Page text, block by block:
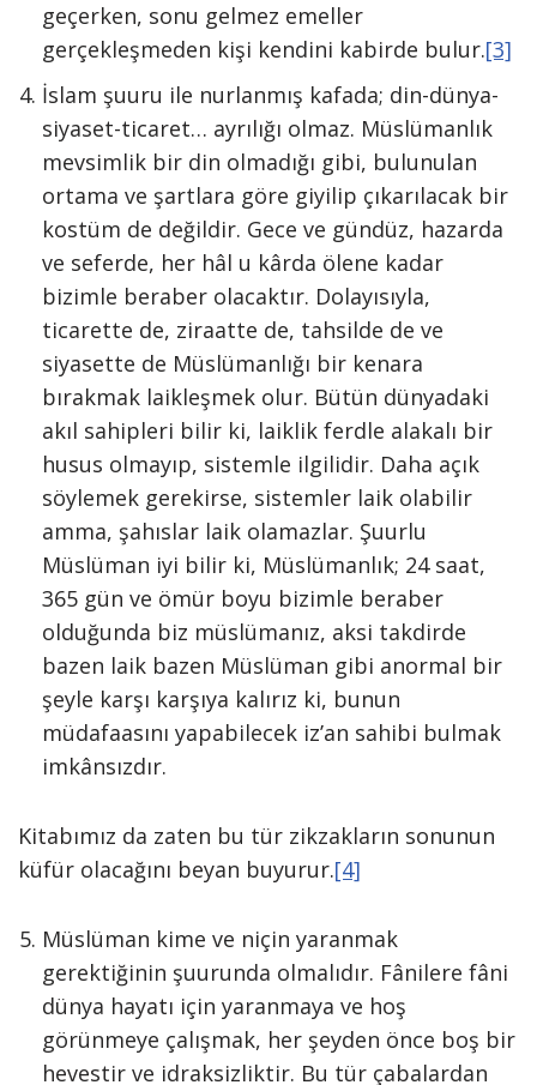
geçerken, sonu gelmez emeller
gerçekleşmeden kişi kendini kabirde bulur.[3]
İslam şuuru ile nurlanmış kafada; din-dünya-
siyaset-ticaret… ayrılığı olmaz. Müslümanlık
mevsimlik bir din olmadığı gibi, bulunulan
ortama ve şartlara göre giyilip çıkarılacak bir
kostüm de değildir. Gece ve gündüz, hazarda
ve seferde, her hâl u kârda ölene kadar
bizimle beraber olacaktır. Dolayısıyla,
ticarette de, ziraatte de, tahsilde de ve
siyasette de Müslümanlığı bir kenara
bırakmak laikleşmek olur. Bütün dünyadaki
akıl sahipleri bilir ki, laiklik ferdle alakalı bir
husus olmayıp, sistemle ilgilidir. Daha açık
söylemek gerekirse, sistemler laik olabilir
amma, şahıslar laik olamazlar. Şuurlu
Müslüman iyi bilir ki, Müslümanlık; 24 saat,
365 gün ve ömür boyu bizimle beraber
olduğunda biz müslümanız, aksi takdirde
bazen laik bazen Müslüman gibi anormal bir
şeyle karşı karşıya kalırız ki, bunun
müdafaasını yapabilecek iz’an sahibi bulmak
imkânsızdır.
Kitabımız da zaten bu tür zikzakların sonunun
küfür olacağını beyan buyurur.[4]
Müslüman kime ve niçin yaranmak
gerektiğinin şuurunda olmalıdır. Fânilere fâni
dünya hayatı için yaranmaya ve hoş
görünmeye çalışmak, her şeyden önce boş bir
hevestir ve idraksizliktir. Bu tür çabalardan